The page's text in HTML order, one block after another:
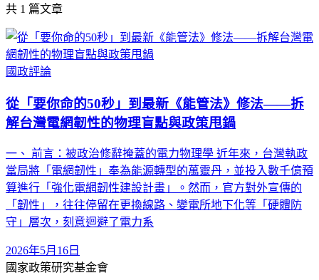
共 1 篇文章
國政評論
從「要你命的50秒」到最新《能管法》修法——拆
解台灣電網韌性的物理盲點與政策甩鍋
一、 前言：被政治修辭掩蓋的電力物理學 近年來，台灣執政
當局將「電網韌性」奉為能源轉型的萬靈丹，並投入數千億預
算進行「強化電網韌性建設計畫」。然而，官方對外宣傳的
「韌性」，往往停留在更換線路、變電所地下化等「硬體防
守」層次，刻意迴避了電力系
2026年5月16日
國家政策研究基金會